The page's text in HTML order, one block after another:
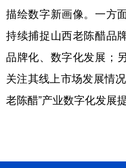
描绘数字新画像。一方
持续捕捉山西老陈醋品
品牌化、数字化发展；
关注其线上市场发展情
老陈醋”产业数字化发展